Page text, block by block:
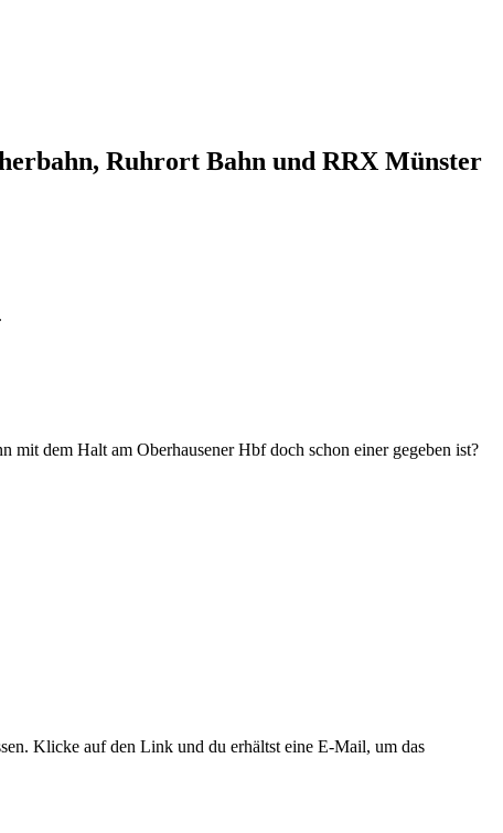
Ruhrort Bahn und RRX Münster
mit dem Halt am Oberhausener Hbf doch schon einer gegeben ist?
Klicke auf den Link und du erhältst eine E-Mail, um das